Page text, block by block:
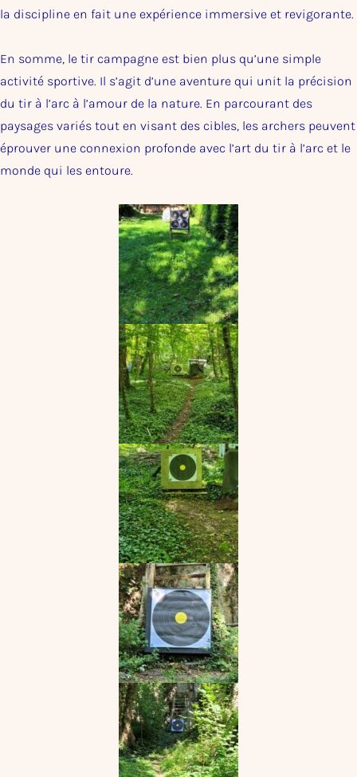
la discipline en fait une expérience immersive et revigorante.
En somme, le tir campagne est bien plus qu’une simple
activité sportive. Il s’agit d’une aventure qui unit la précision
du tir à l’arc à l’amour de la nature. En parcourant des
paysages variés tout en visant des cibles, les archers peuvent
éprouver une connexion profonde avec l’art du tir à l’arc et le
monde qui les entoure.